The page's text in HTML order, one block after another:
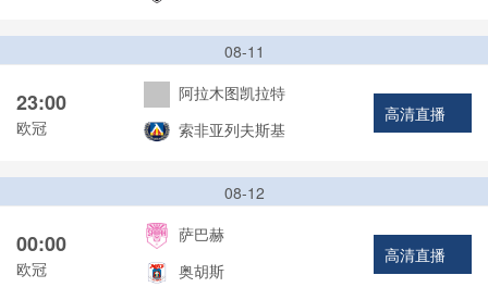
08-11
23:00
欧冠
阿拉木图凯拉特
索非亚列夫斯基
高清直播
08-12
00:00
欧冠
萨巴赫
奥胡斯
高清直播